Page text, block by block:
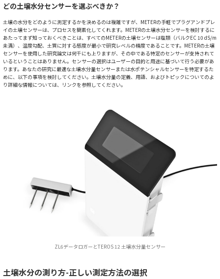
どの土壌水分センサーを選ぶべきか？
土壌の水分をどのように測定するかを決めるのは複雑ですが、METERの手軽でプラグアンドプレ
イの土壌センサーは、プロセスを簡素化してくれます。METERの土壌水分センサーを検討するに
あたってまず知っておくべきことは、すべてのMETERの土壌センサーは塩類（バルクEC 10 dS/m
未満）、温度勾配、土質に対する感度が最小で研究レベルの精度であることです。METERの土壌
センサーを使用した研究論文は何千にも上りますが、その中である特定のセンサーが支持されて
いるということはありません。センサーの選択はユーザーの目的と用途に基づいて行う必要があ
ります。あなたの研究に最適な土壌水分量センサーまたは水ポテンシャルセンサーを特定するた
めに、以下の事項を検討してください。土壌水分量の定義、用語、およびトピックについてのよ
り詳細な情報については、リンクを参照してください。
ZL6データロガーとTEROS 12 土壌水分量センサー
土壌水分の測り方-正しい測定方法の選択